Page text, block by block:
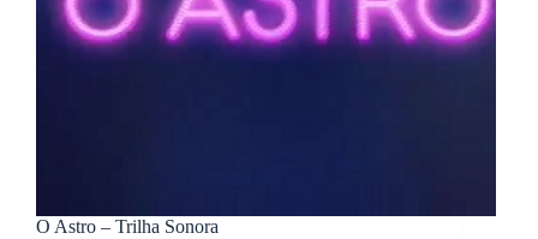
O Astro – Trilha Sonora